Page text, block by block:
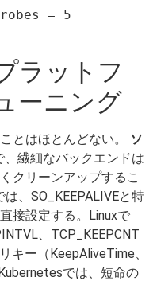
= 5
ラットフ
ーニング
とはほとんどない。
ソ
繊細なバックエンドは
クリーンアップするこ
、SO_KEEPALIVEと特
接設定する。Linuxで
、TCP_KEEPCNT
キー（KeepAliveTime、
では、短命の